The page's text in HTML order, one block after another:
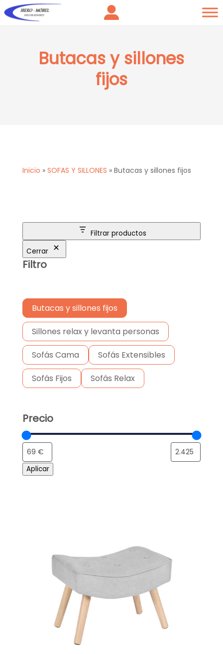
Butacas y sillones
fijos
Inicio » SOFAS Y SILLONES » Butacas y sillones fijos
Filtrar productos
Cerrar
Filtro
Butacas y sillones fijos
Sillones relax y levanta personas
Sofás Cama Sofás Extensibles
Sofás Fijos Sofás Relax
Precio
Aplicar